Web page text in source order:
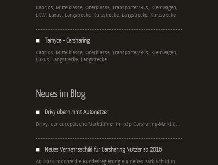
Cabrios, Mittelklasse, Oberklasse, Transporter/Bus, Kleinwagen,
LKW, Luxus, Langstrecke, Kurzstrecke, Langstrecke, Kurzstrecke
Tamyca - Carsharing
Cabrios, Mittelklasse, Oberklasse, Transporter/Bus, Kleinwagen,
Luxus, Langstrecke, Langstrecke
Neues im Blog
Drivy übernimmt Autonetzer
Drivy, der europäische Marktführer im p2p Carsharing-Markt ü...
Neues Verkehrsschild für Carsharing Nutzer ab 2016
Ab 2016 möchte die Bundesregierung ein neues Park-Schild in